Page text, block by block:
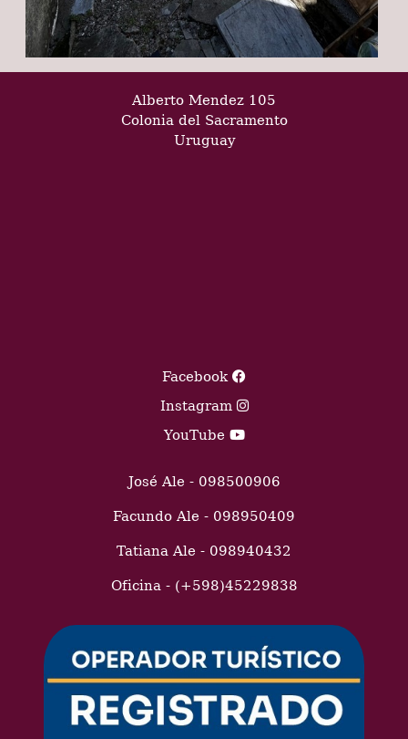
Alberto Mendez 105
Colonia del Sacramento
Uruguay
Facebook
Instagram
YouTube
José Ale - 098500906
Facundo Ale - 098950409
Tatiana Ale - 098940432
Oficina - (+598)45229838